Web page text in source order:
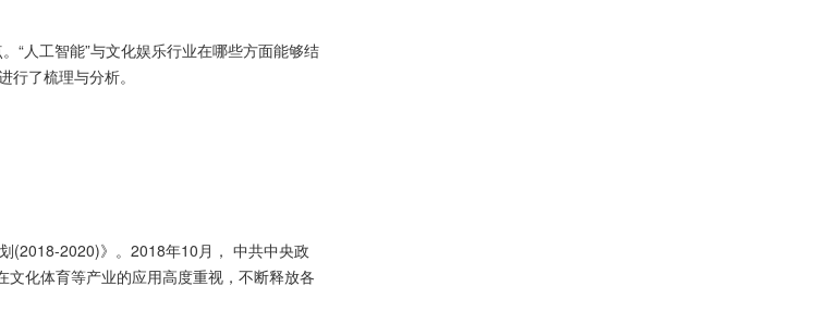
“人工智能”与文化娱乐行业在哪些方面能够结
行了梳理与分析。
(2018-2020)》。2018年10月， 中共中央政
化体育等产业的应用高度重视，不断释放各